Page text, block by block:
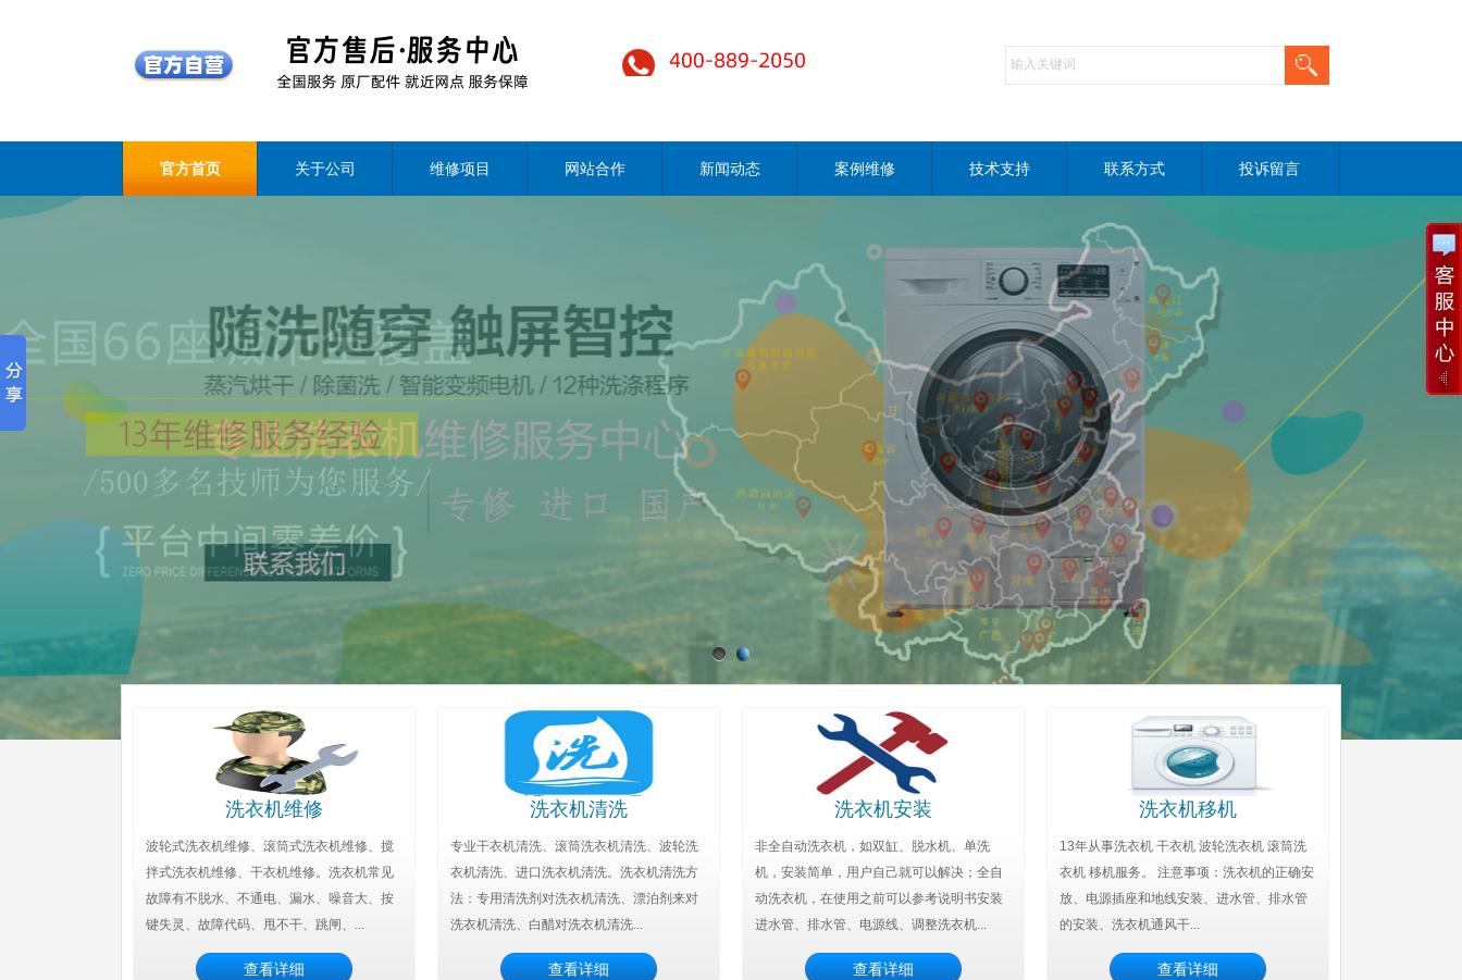
官方首页 关于公司 维修项目 网站合作 新闻动态 案例维修 技术支持 联系方式 投诉留言
洗衣机维修
波轮式洗衣机维修、滚筒式洗衣机维修、搅
拌式洗衣机维修、干衣机维修。洗衣机常见
故障有不脱水、不通电、漏水、噪音大、按
键失灵、故障代码、甩不干、跳闸、...
查看详细
洗衣机清洗
专业干衣机清洗、滚筒洗衣机清洗、波轮洗
衣机清洗、进口洗衣机清洗。洗衣机清洗方
法：专用清洗剂对洗衣机清洗、漂泊剂来对
洗衣机清洗、白醋对洗衣机清洗...
查看详细
洗衣机安装
非全自动洗衣机，如双缸、脱水机、单洗
机，安装简单，用户自己就可以解决；全自
动洗衣机，在使用之前可以参考说明书安装
进水管、排水管、电源线、调整洗衣机...
查看详细
洗衣机移机
13年从事洗衣机 干衣机 波轮洗衣机 滚筒洗
衣机 移机服务。 注意事项：洗衣机的正确安
放、电源插座和地线安装、进水管、排水管
的安装、洗衣机通风干...
查看详细